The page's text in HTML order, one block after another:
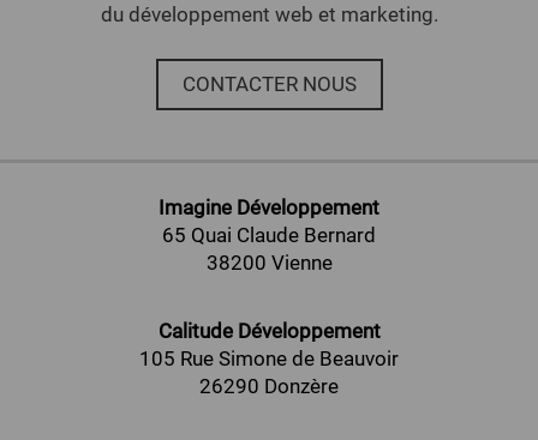
du développement web et marketing.
CONTACTER NOUS
Imagine Développement
65 Quai Claude Bernard
38200 Vienne
Calitude Développement
105 Rue Simone de Beauvoir
26290 Donzère